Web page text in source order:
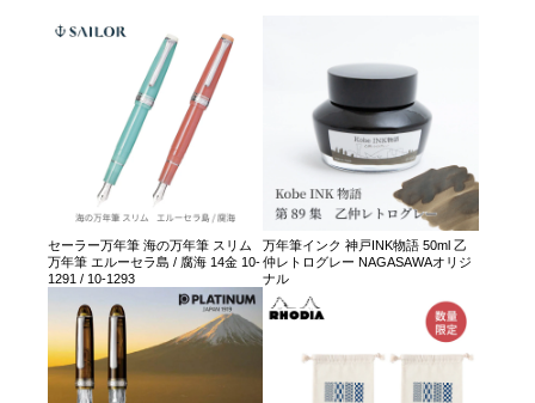
セーラー万年筆 海の万年筆 スリム
万年筆 エルーセラ島 / 腐海 14金 10-
1291 / 10-1293
万年筆インク 神戸INK物語 50ml 乙
仲レトログレー NAGASAWAオリジ
ナル